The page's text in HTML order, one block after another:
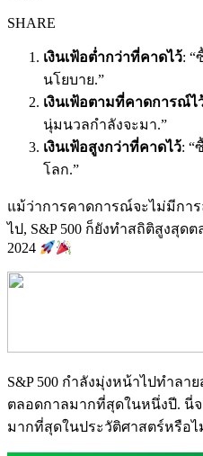
SHARE
เงินเฟ้อต่ำกว่าที่คาดไว้: “
นโยบาย.”
เงินเฟ้อตามที่คาดการณ์ไ
นุ่มนวลกำลังจะมา.”
เงินเฟ้อสูงกว่าที่คาดไว้: “
โลก.”
แม้ว่าการคาดการณ์จะไม่มีกา
ไป, S&P 500 ก็ยังทำสถิติสูงสุด
2024
S&P 500 กำลังมุ่งหน้าไปทำลา
ตลอดกาลมากที่สุดในหนึ่งปี. นี่
มากที่สุดในประวัติศาสตร์หรือไ